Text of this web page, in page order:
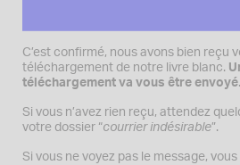
C’est confirmé, nous avons bien reçu
téléchargement de notre livre blanc.
téléchargement va vous être envoyé.
Si vous n’avez rien reçu, attendez
votre dossier “courrier indésirable”.
Si vous ne voyez pas le message,